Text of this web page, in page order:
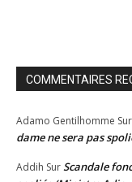
COMMENTAIRES
Adamo Gentilhomme Sur
dame ne sera pas
Addih SurScandale